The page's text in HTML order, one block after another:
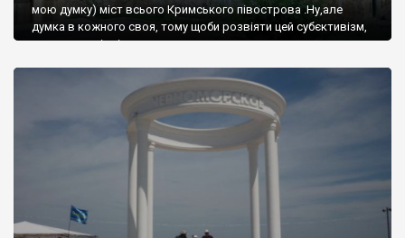
мою думку) міст всього Кримського півострова .Ну,але
думка в кожного своя, тому щоби розвіяти цей субєктивізм,
запрошую відвідати це